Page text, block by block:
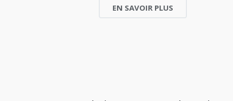
EN SAVOIR PLUS